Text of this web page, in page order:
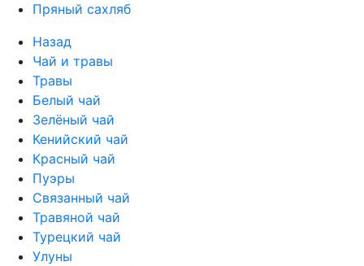
Пряный сахляб
Назад
Чай и травы
Травы
Белый чай
Зелёный чай
Кенийский чай
Красный чай
Пуэры
Связанный чай
Травяной чай
Турецкий чай
Улуны